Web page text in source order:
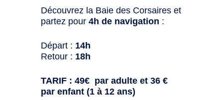
Découvrez la Baie des Corsaires et
partez pour4h de navigation :
Départ : 14h
Retour : 18h
TARIF : 49€ par adulte et 36 €
par enfant (1 à 12 ans)